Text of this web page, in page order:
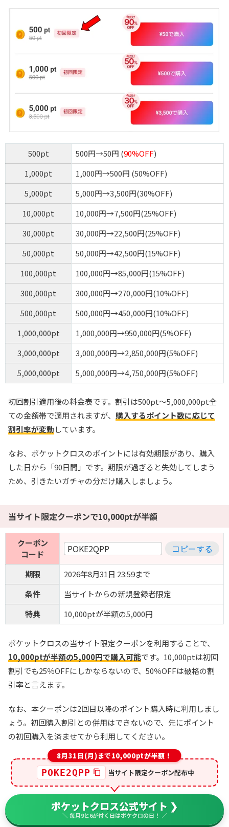
500pt 500円→50円 (90%OFF)
1,000pt
1,000円→500円 (50%OFF)
5,000pt
5,000円→3,500円(30%OFF)
10,000pt
10,000円→7,500円(25%OFF)
30,000pt
30,000円→22,500円(25%OFF)
50,000pt
50,000円→42,500円(15%OFF)
100,000pt
100,000円→85,000円(15%OFF)
300,000pt
300,000円→270,000円(10%OFF)
500,000pt
500,000円→450,000円(10%OFF)
1,000,000pt
1,000,000円→950,000円(5%OFF)
3,000,000pt
3,000,000円→2,850,000円(5%OFF)
5,000,000pt
5,000,000円→4,750,000円(5%OFF)
初回割引適用後の料金表です。割引は500pt～5,000,000pt全
ての金額帯で適用されますが、 購入するポイント数に応じて
割引率が変動しています。
なお、ポケットクロスのポイントには有効期限があり、購入
した日から「90日間」です。期限が過ぎると失効してしまう
ため、引きたいガチャの分だけ購入しましょう。
当サイト限定クーポンで10,000ptが半額
クーポン
コード
POKE2QPP コピーする
期限
2026年8月31日 23:59まで
条件
当サイトからの新規登録者限定
特典
10,000ptが半額の5,000円
ポケットクロスの当サイト限定クーポンを利用することで、
10,000ptが半額の5,000円で購入可能です。10,000ptは初回
割引でも25％OFFにしかならないので、50％OFFは破格の割
引率と言えます。
なお、本クーポンは2回目以降のポイント購入時に利用しまし
ょう。初回購入割引との併用はできないので、先にポイント
の初回購入を済ませてから利用してください。
8月31日(月)まで10,000ptが半額！
POKE2QPP 当サイト限定クーポン配布中
ポケットクロス公式サイト ❯
＼ 毎月9と6が付く日はポケクロの日！ ／